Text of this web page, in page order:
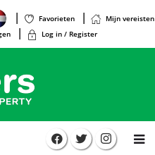
Favorieten
Mijn vereisten
Log in / Register